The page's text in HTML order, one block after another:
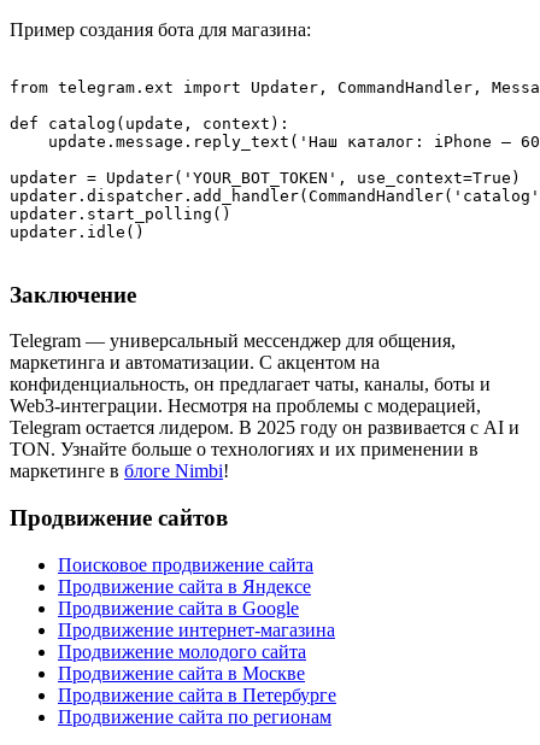
Пример создания бота для магазина:
from telegram.ext import Updater, CommandHandler,
def catalog(update, context):
update.message.reply_text('Наш каталог: iPhone —
updater = Updater('YOUR_BOT_TOKEN', use_context=True)
updater.start_polling()
updater.idle()
Заключение
Telegram — универсальный мессенджер для общения,
маркетинга и автоматизации. С акцентом на
конфиденциальность, он предлагает чаты, каналы, боты и
Web3-интеграции. Несмотря на проблемы с модерацией,
Telegram остается лидером. В 2025 году он развивается с AI и
TON. Узнайте больше о технологиях и их применении в
маркетинге в блоге Nimbi!
Продвижение сайтов
Поисковое продвижение сайта
Продвижение сайта в Яндексе
Продвижение сайта в Google
Продвижение интернет-магазина
Продвижение молодого сайта
Продвижение сайта в Москве
Продвижение сайта в Петербурге
Продвижение сайта по регионам